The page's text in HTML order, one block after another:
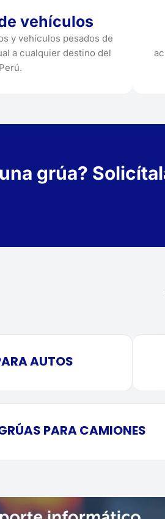
vehículos
y vehículos pesados de
a cualquier destino del
Perú.
grúa?
AUTOS
PARA CAMIONES